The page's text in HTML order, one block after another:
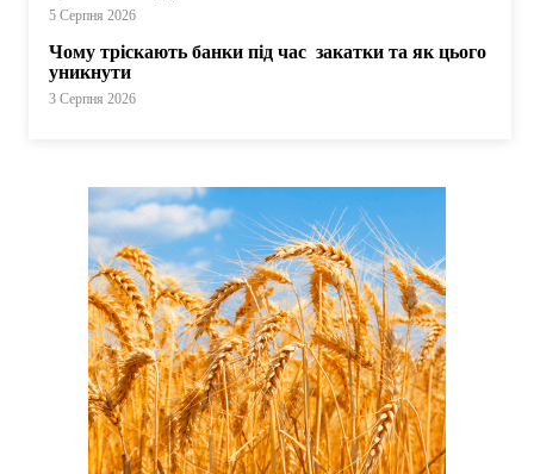
5 Серпня 2026
Чому тріскають банки під час закатки та як цього
уникнути
3 Серпня 2026